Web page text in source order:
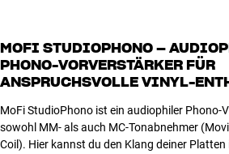
MOFI STUDIOPHONO –
PHONO-VORVERSTÄRKER FÜR
ANSPRUCHSVOLLE VINYL-
MoFi StudioPhono ist ein audiophiler Phono-
sowohl MM- als auch MC-Tonabnehmer
Coil). Hier kannst du den Klang deiner